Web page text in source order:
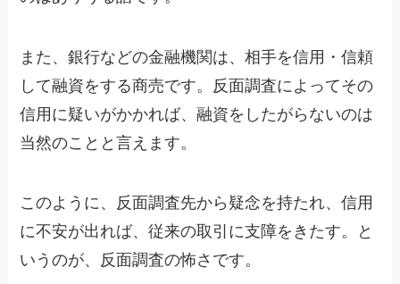
また、銀行などの金融機関は、相手を信用・信頼
して融資をする商売です。反面調査によってその
信用に疑いがかかれば、融資をしたがらないのは
当然のことと言えます。
このように、反面調査先から疑念を持たれ、信用
に不安が出れば、従来の取引に支障をきたす。と
いうのが、反面調査の怖さです。